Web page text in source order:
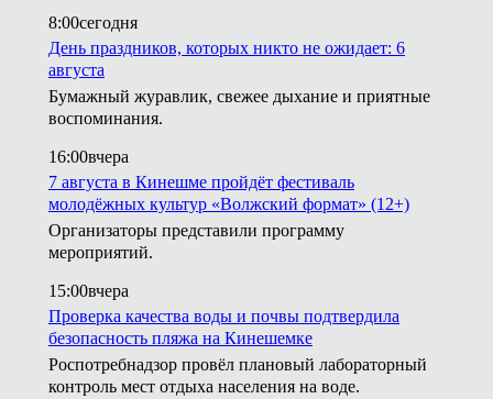
8:00сегодня
День праздников, которых никто не ожидает: 6
августа
Бумажный журавлик, свежее дыхание и приятные
воспоминания.
16:00вчера
7 августа в Кинешме пройдёт фестиваль
молодёжных культур «Волжский формат» (12+)
Организаторы представили программу
мероприятий.
15:00вчера
Проверка качества воды и почвы подтвердила
безопасность пляжа на Кинешемке
Роспотребнадзор провёл плановый лабораторный
контроль мест отдыха населения на воде.